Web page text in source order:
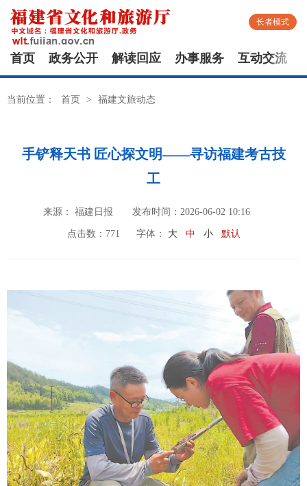
长者模式
首页 政务公开 解读回应 办事服务 互动交流
当前位置： 首页 > 福建文旅动态
手铲释天书 匠心探文明——寻访福建考古技
工
来源： 福建日报 发布时间：2026-06-02 10:16
点击数： 771 字体： 大 中 小 默认